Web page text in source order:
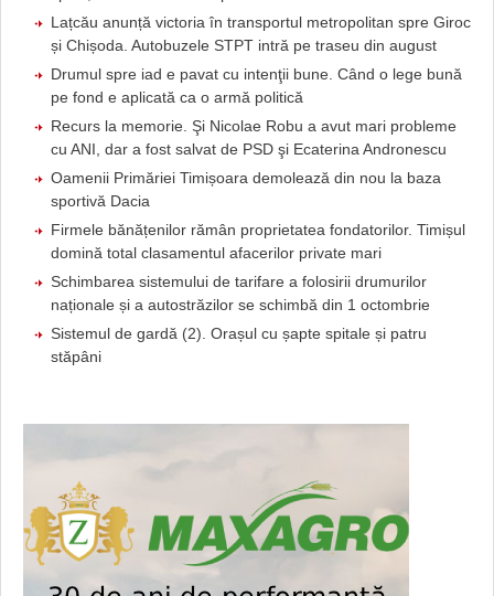
Lațcău anunță victoria în transportul metropolitan spre Giroc
și Chișoda. Autobuzele STPT intră pe traseu din august
Drumul spre iad e pavat cu intenţii bune. Când o lege bună
pe fond e aplicată ca o armă politică
Recurs la memorie. Şi Nicolae Robu a avut mari probleme
cu ANI, dar a fost salvat de PSD şi Ecaterina Andronescu
Oamenii Primăriei Timișoara demolează din nou la baza
sportivă Dacia
Firmele bănățenilor rămân proprietatea fondatorilor. Timișul
domină total clasamentul afacerilor private mari
Schimbarea sistemului de tarifare a folosirii drumurilor
naționale și a autostrăzilor se schimbă din 1 octombrie
Sistemul de gardă (2). Orașul cu șapte spitale și patru
stăpâni